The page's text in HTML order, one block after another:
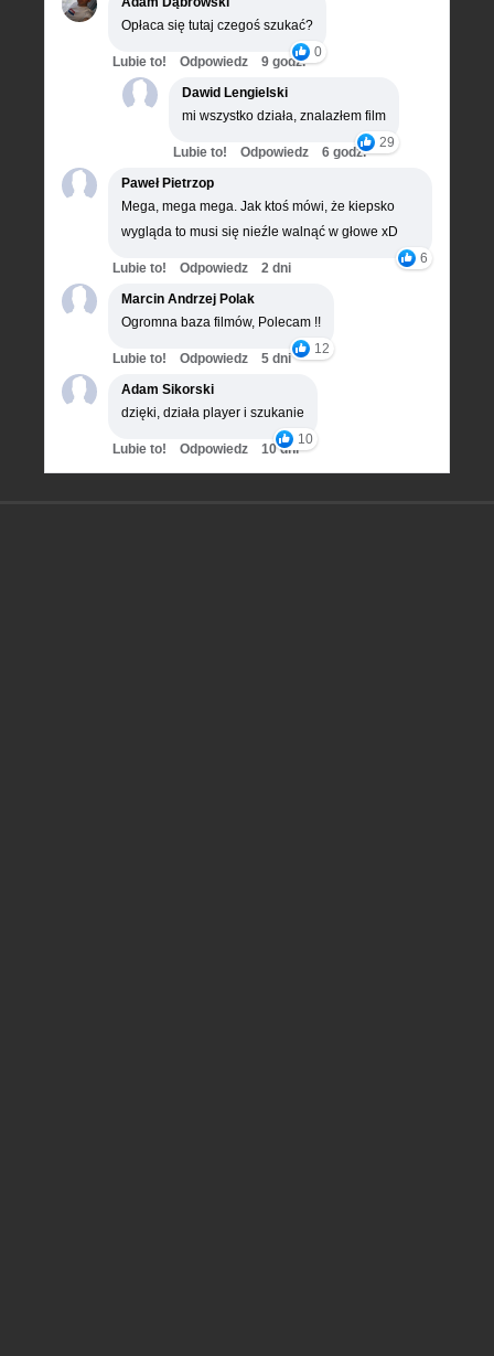
Opłaca się tutaj czegoś szukać?
0
Lubie to! Odpowiedz
9 godz.
Dawid Lengielski
mi wszystko działa, znalazłem film
29
Lubie to! Odpowiedz
6 godz.
Paweł Pietrzop
Mega, mega mega. Jak ktoś mówi, że kiepsko
wygląda to musi się nieźle walnąć w głowe xD
6
Lubie to! Odpowiedz
2 dni
Marcin Andrzej Polak
Ogromna baza filmów, Polecam !!
12
Lubie to! Odpowiedz
5 dni
Adam Sikorski
dzięki, działa player i szukanie
10
Lubie to! Odpowiedz 10 dni